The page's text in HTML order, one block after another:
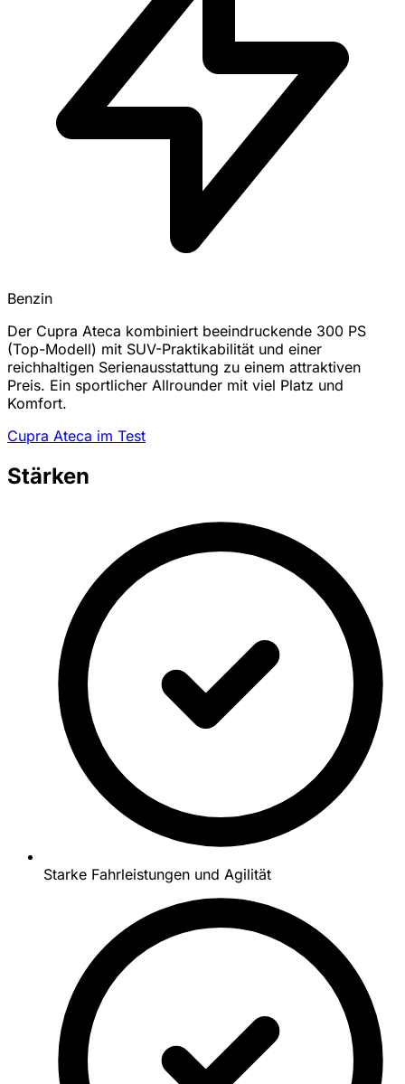
Benzin
Der Cupra Ateca kombiniert beeindruckende 300 PS
(Top-Modell) mit SUV-Praktikabilität und einer
reichhaltigen Serienausstattung zu einem attraktiven
Preis. Ein sportlicher Allrounder mit viel Platz und
Komfort.
Cupra Ateca im Test
Stärken
Starke Fahrleistungen und Agilität